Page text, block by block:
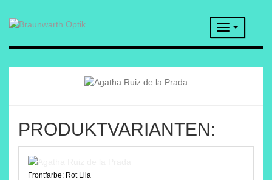
PRODUKTVARIANTEN:
Frontfarbe: Rot Lila